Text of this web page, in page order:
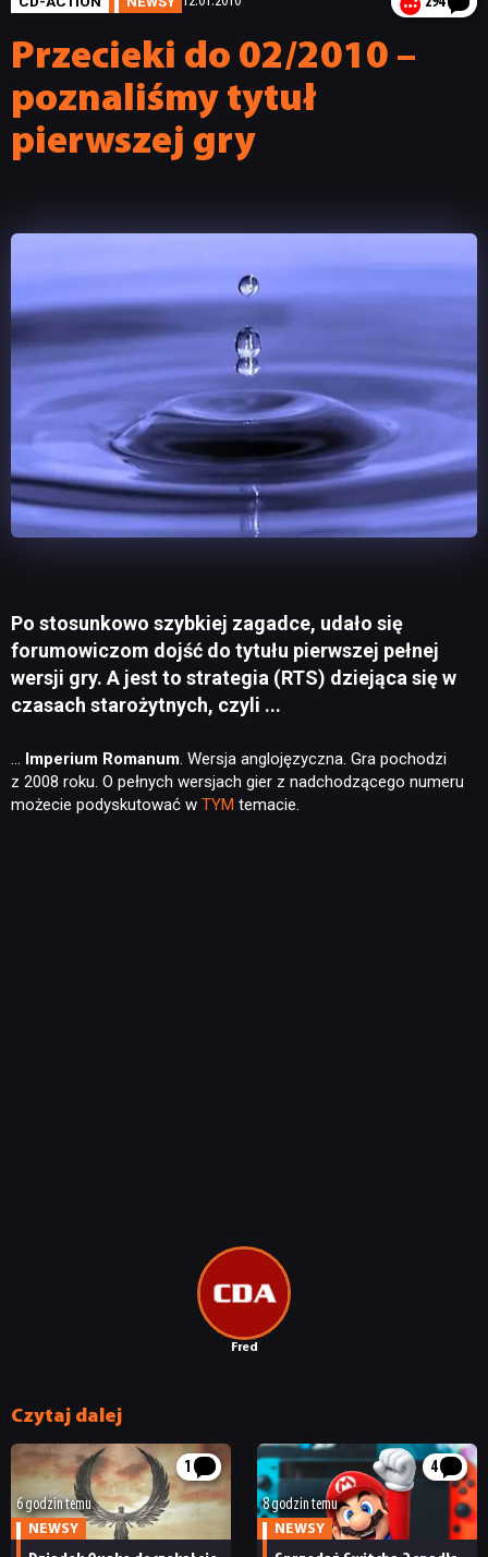
Przecieki do 02/2010 –
poznaliśmy tytuł
pierwszej gry
Fred
Po stosunkowo szybkiej zagadce, udało się
forumowiczom dojść do tytułu pierwszej pełnej
wersji gry. A jest to strategia (RTS) dziejąca się w
czasach starożytnych, czyli ...
… Imperium Romanum. Wersja anglojęzyczna. Gra pochodzi
z 2008 roku. O pełnych wersjach gier z nadchodzącego numeru
możecie podyskutować w TYM temacie.
Czytaj dalej
1
6 godzin temu
NEWSY
4
8 godzin temu
NEWSY